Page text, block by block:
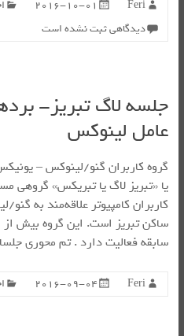
Feri
2016-10-01
دیدگاهی ثبت نشده است
جلسه لاگ تبریز-
عامل لینوکس
گروه کاربران گنو/لینوکس –
یا «تبریز لاگ یا تبریکس» گروهی
کاربران کامپیوتر علاقه‌مند به
سابقه فعالیت دارد . تم محوری
Feri
2016-09-04